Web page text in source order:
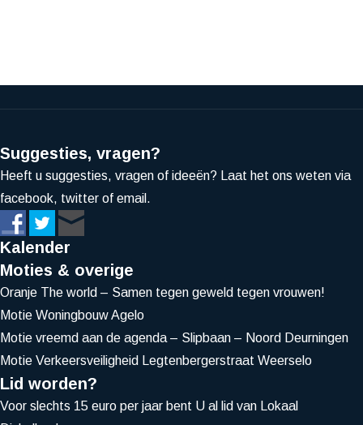
Suggesties, vragen?
Heeft u suggesties, vragen of ideeën? Laat het ons weten via
facebook, twitter of email.
Kalender
Moties & overige
Oranje The world – Samen tegen geweld tegen vrouwen!
Motie Woningbouw Agelo
Motie vreemd aan de agenda – Slipbaan – Noord Deurningen
Motie Verkeersveiligheid Legtenbergerstraat Weerselo
Lid worden?
Voor slechts 15 euro per jaar bent U al lid van Lokaal